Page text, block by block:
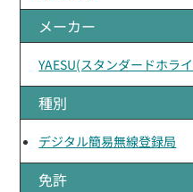
メーカー
YAESU(スタンダードホラ
種別
デジタル簡易無線登録局
免許